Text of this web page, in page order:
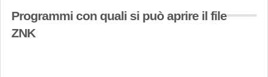
Programmi con quali si può aprire il file
ZNK